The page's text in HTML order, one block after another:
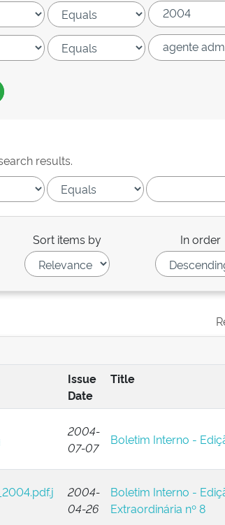
results.
Sort items by In order
Issue
Date
Title
2004-
07-07
Boletim Interno -
2004-
04-26
Boletim Interno -
Extraordinária nº 8